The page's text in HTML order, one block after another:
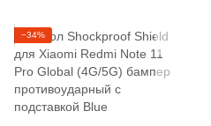
−34%